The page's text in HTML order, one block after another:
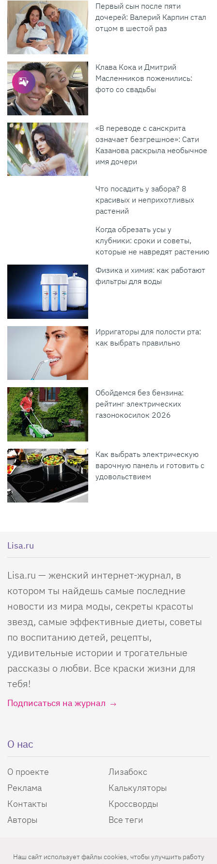
Первый сын после пяти
дочерей: Валерий Карпин стал
отцом в шестой раз
Клава Кока и Дмитрий
Масленников поженились:
фото со свадьбы
«В переводе с санскрита
означает безгрешное»: Сати
Казанова раскрыла необычное
имя дочери
Что посадить у забора? 8
красивых и неприхотливых
растений
Когда обрезать усы у
клубники: сроки и советы,
которые не навредят растению
Физика и химия: как работают
фильтры для воды
Ирригаторы для полости рта:
как выбрать правильно
Обойдемся без бензина:
рейтинг электрических
газонокосилок 2026
Как выбрать электрическую
варочную панель и готовить с
удовольствием
Lisa.ru
Lisa.ru — женский интернет-журнал, в
котором ты найдешь самые последние
новости из мира моды, секреты красоты
звезд, самые эффективные диеты, советы
по воспитанию детей, рецепты,
удивительные истории и трогательные
рассказы о любви. Все краски жизни для
тебя!
Подписаться на журнал
О нас
О проекте
Реклама
Контакты
Авторы
Лизабокс
Калькуляторы
Кроссворды
Все теги
Наш сайт использует файлы cookies, чтобы улучшить работу